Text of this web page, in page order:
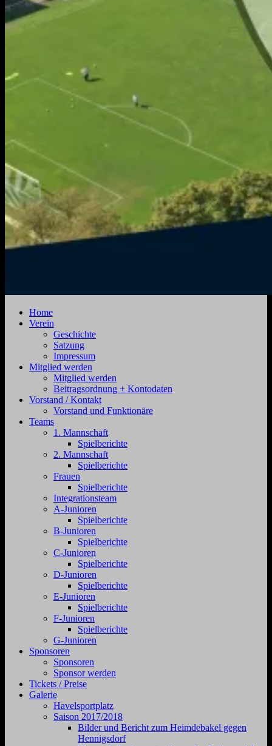
Zehdenick
Jahnstraße
Zehdenick
Home
Verein
Geschichte
Satzung
Impressum
Mitglied werden
Mitglied werden
Beitragsordnung + Kontodaten
Vorstand / Kontakt
Vorstand und Funktionäre
Teams
1. Mannschaft
Spielberichte
2. Mannschaft
Spielberichte
Frauen
Spielberichte
Integrationsteam
A-Junioren
Spielberichte
B-Junioren
Spielberichte
C-Junioren
Spielberichte
D-Junioren
Spielberichte
E-Junioren
Spielberichte
F-Junioren
Spielberichte
G-Junioren
Sponsoren
Sponsoren
Sponsor werden
Tickets / Preise
Galerie
Havelsportplatz
Saison 2017/2018
Bilder und Bericht zum Heimdebakel gegen
Hennigsdorf